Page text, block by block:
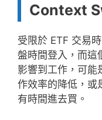
Context
受限於 ETF 交易
盤時間登入，而這
影響到工作，可
作效率的降低，或
有時間進去買。